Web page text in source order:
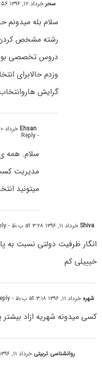
سحر خرداد ۱۲, ۱۳۹۶ at ۴:۵۶ ب٫ظ
سلام بله میدونم
رشته مشخص
دروس تخصصی
وزدم حالابرای
گرایش
Ehsanخرداد ۲۰, ۱۳۹۶ at ۸:۲۴ ب٫ظ
- Reply
سلام. همه
مدیریت
میتونید
Shiva خرداد ۱۱, ۱۳۹۶ at ۳:۲۸ ب٫ظ - Reply
انگار ظرفیت دولتی نسبت به
خیییلی کم
شهره خرداد ۱۱, ۱۳۹۶ at ۳:۱۸ ب٫ظ - Reply
کسی میدونه شهریه ازاد بیشتر
روانشناسی تربیتی خرداد ۱۱, ۱۳۹۶ at ۳:۵۴ ب٫ظ